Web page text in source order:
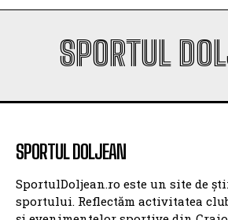
SPORTUL
SPORTUL DOLJEAN